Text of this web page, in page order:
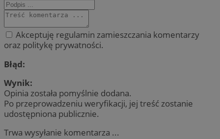
Akceptuję regulamin zamieszczania komentarzy
oraz politykę prywatności.
Błąd:
Wynik:
Opinia została pomyślnie dodana.
Po przeprowadzeniu weryfikacji, jej treść zostanie
udostępniona publicznie.
Trwa wysyłanie komentarza ...